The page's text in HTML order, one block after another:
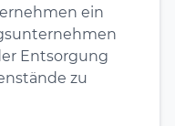
ein
Entsorgung
zu